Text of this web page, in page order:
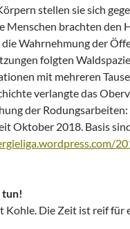
stellen sie sich
Menschen brachten den
die Wahrnehmung der
folgten
mit mehreren
verlangte das
der
Oktober 2018. Basis
tun!
Kohle. Die Zeit ist reif für